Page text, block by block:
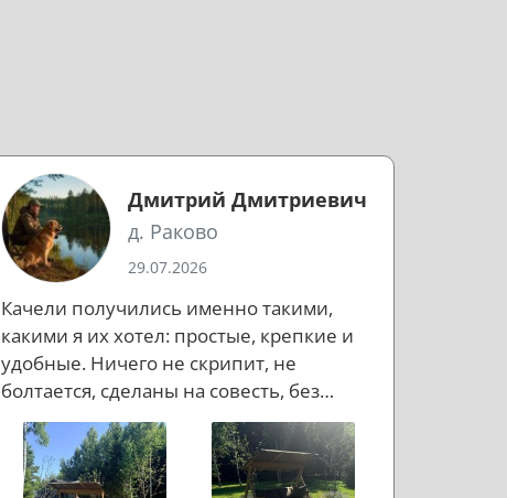
Дмитрий Дмитриевич
д. Раково
29.07.2026
Качели получились именно такими,
какими я их хотел: простые, крепкие и
удобные. Ничего не скрипит, не
болтается, сделаны на совесть, без
лишнего пафоса, но с правильным
настроением. Если коротко: доволен.